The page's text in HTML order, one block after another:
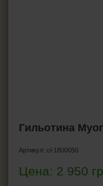
Гильотина
Артикул: cl-1800050
Цена: 2 950